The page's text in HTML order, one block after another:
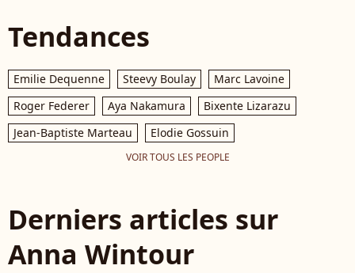
Tendances
Emilie Dequenne Steevy Boulay
Marc Lavoine
Roger Federer
Aya Nakamura
Bixente Lizarazu
Jean-Baptiste Marteau
Elodie Gossuin
VOIR TOUS LES PEOPLE
Derniers articles sur
Anna Wintour